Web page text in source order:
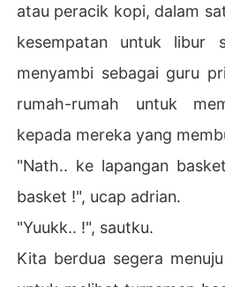
atau peracik kopi, dalam
kesempatan untuk libur
menyambi sebagai guru
rumah-rumah untuk
kepada mereka yang
"Nath.. ke lapangan
basket !", ucap adrian.
"Yuukk.. !", sautku.
Kita berdua segera